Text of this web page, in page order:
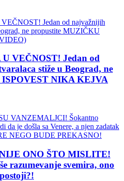
VEČNOST! Jedan od
stiže u Beograd, ne
NIKA KEJVA
ONO ŠTO MISLITE!
razumevanje svemira, ono